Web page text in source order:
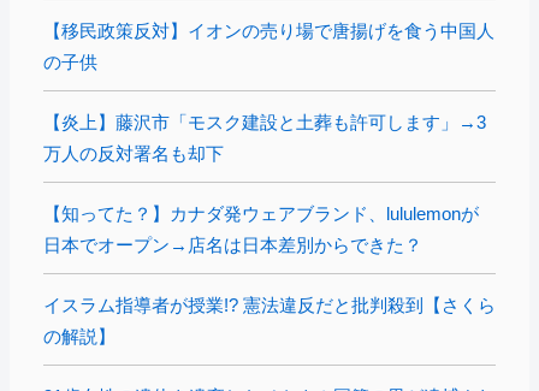
【移民政策反対】イオンの売り場で唐揚げを食う中国人
の子供
【炎上】藤沢市「モスク建設と土葬も許可します」→3
万人の反対署名も却下
【知ってた？】カナダ発ウェアブランド、lululemonが
日本でオープン→店名は日本差別からできた？
イスラム指導者が授業!? 憲法違反だと批判殺到【さくら
の解説】